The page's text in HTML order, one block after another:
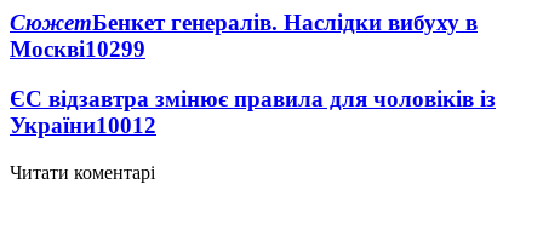
СюжетБенкет генералів. Наслідки вибуху в
Москві10299
ЄС відзавтра змінює правила для чоловіків із
України10012
Читати коментарі